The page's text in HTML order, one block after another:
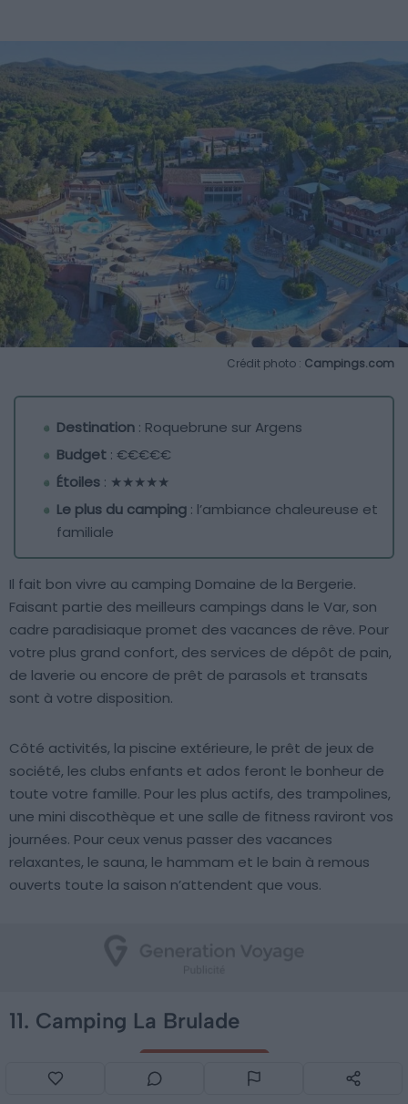
Crédit photo : Campings.com
Destination : Roquebrune sur Argens
Budget : €€€€€
Étoiles : ★★★★★
Le plus du camping : l’ambiance chaleureuse et
familiale
Il fait bon vivre au camping Domaine de la Bergerie.
Faisant partie des meilleurs campings dans le Var, son
cadre paradisiaque promet des vacances de rêve. Pour
votre plus grand confort, des services de dépôt de pain,
de laverie ou encore de prêt de parasols et transats
sont à votre disposition.
Côté activités, la piscine extérieure, le prêt de jeux de
société, les clubs enfants et ados feront le bonheur de
toute votre famille. Pour les plus actifs, des trampolines,
une mini discothèque et une salle de fitness raviront vos
journées. Pour ceux venus passer des vacances
relaxantes, le sauna, le hammam et le bain à remous
ouverts toute la saison n’attendent que vous.
11. Camping La Brulade
Voir ce camping